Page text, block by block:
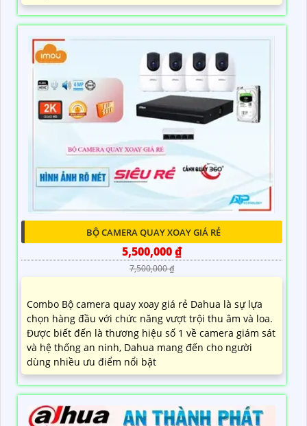
BỘ CAMERA QUAY XOAY GIÁ RẺ
5,500,000 ₫
7,500,000 ₫
Combo Bộ camera quay xoay giá rẻ Dahua là sự lựa
chọn hàng đầu với chức năng vượt trội thu âm và loa.
Được biết đến là thương hiệu số 1 về camera giám sát
và hệ thống an ninh, Dahua mang đến cho người
dùng nhiều ưu điểm nổi bật